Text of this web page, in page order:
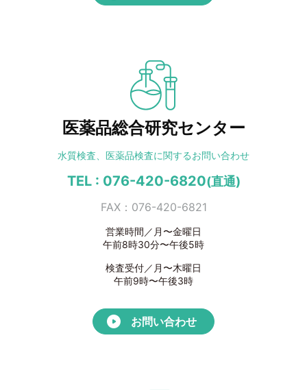
医薬品総合研究センター
水質検査、医薬品検査に関するお問い合わせ
TEL : 076-420-6820(直通)
FAX：076-420-6821
営業時間／月〜金曜日
午前8時30分〜午後5時
検査受付／月〜木曜日
午前9時〜午後3時
お問い合わせ